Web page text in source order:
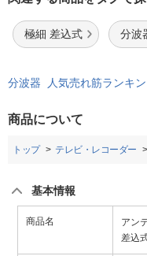
極細 差込式 分波
分波器 人気売れ筋ランキ
商品について
トップ テレビ・レコーダー
基本情報
商品名
アン
差込